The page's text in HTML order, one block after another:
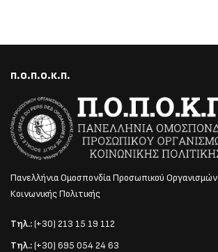
Π.Ο.Π.Ο.Κ.Π.
Πανελλήνια Ομοσπονδία Προσωπικού Οργανισμών
Κοινωνικής Πολιτικής
Τηλ.:(+30) 213 15 19 112
Τηλ.:(+30) 695 054 24 63